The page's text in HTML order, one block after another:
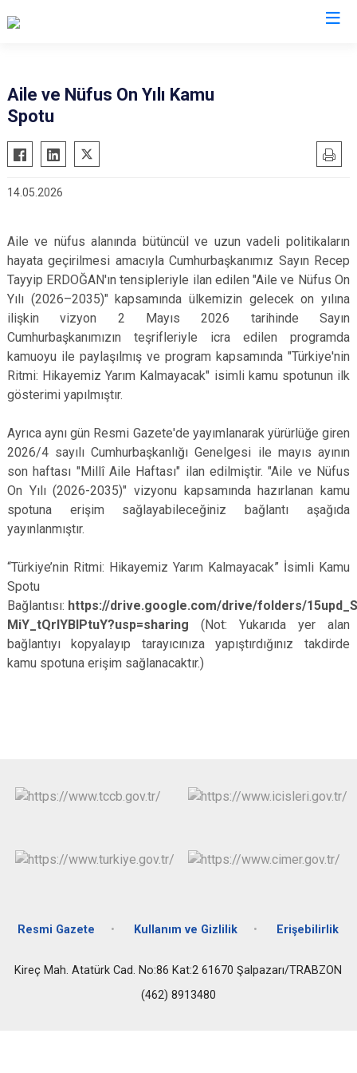
Akçaabat
Araklı
Beşikdüzü
Çaykara
Dernekpazarı
Düzköy
Hayrat
Tonya
Vakfıkebir
Yomra
Ortahisar
Aile ve Nüfus On Yılı Kamu
Spotu
14.05.2026
Aile ve nüfus alanında bütüncül ve uzun vadeli politikaların
hayata geçirilmesi amacıyla Cumhurbaşkanımız Sayın Recep
Tayyip ERDOĞAN'ın tensipleriyle ilan edilen "Aile ve Nüfus On
Yılı (2026–2035)" kapsamında ülkemizin gelecek on yılına
ilişkin vizyon 2 Mayıs 2026 tarihinde Sayın
Cumhurbaşkanımızın teşrifleriyle icra edilen programda
kamuoyu ile paylaşılmış ve program kapsamında "Türkiye'nin
Ritmi: Hikayemiz Yarım Kalmayacak" isimli kamu spotunun ilk
gösterimi yapılmıştır.
Ayrıca aynı gün Resmi Gazete'de yayımlanarak yürürlüğe giren
2026/4 sayılı Cumhurbaşkanlığı Genelgesi ile mayıs ayının
son haftası "Millî Aile Haftası" ilan edilmiştir. "Aile ve Nüfus
On Yılı (2026-2035)" vizyonu kapsamında hazırlanan kamu
spotuna erişim sağlayabileceğiniz bağlantı aşağıda
yayınlanmıştır.
“Türkiye’nin Ritmi: Hikayemiz Yarım Kalmayacak” İsimli Kamu
Spotu
Bağlantısı: https://drive.google.com/drive/folders/
MiY_tQrlYBIPtuY?usp=sharing (Not: Yukarıda yer alan
bağlantıyı kopyalayıp tarayıcınıza yapıştırdığınız takdirde
kamu spotuna erişim sağlanacaktır.)
Resmi Gazete Kullanım ve Gizlilik Erişebilirlik
Kireç Mah. Atatürk Cad. No:86 Kat:2 61670 Şalpazarı/TRABZON
(462) 8913480